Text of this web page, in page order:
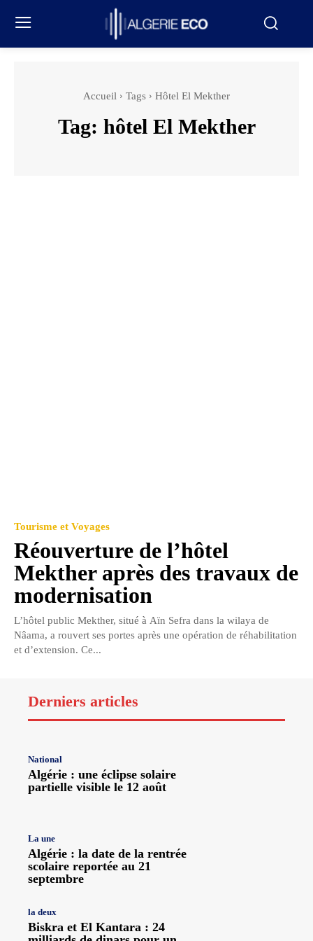
Accueil Tags Hôtel El Mekther
Tag: hôtel El Mekther
Tourisme et Voyages
Réouverture de l’hôtel
Mekther après des travaux de
modernisation
L’hôtel public Mekther, situé à Aïn Sefra dans la wilaya de
Nâama, a rouvert ses portes après une opération de réhabilitation
et d’extension. Ce...
Derniers articles
National
Algérie : une éclipse solaire
partielle visible le 12 août
La une
Algérie : la date de la rentrée
scolaire reportée au 21
septembre
la deux
Biskra et El Kantara : 24